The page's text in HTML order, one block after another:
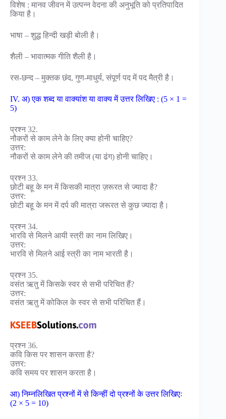
विशेष : मानव जीवन में उत्पन्न वेदना की अनुभूति को प्रतिपादित
किया है।
भाषा – शुद्ध हिन्दी खड़ी बोली है।
शैली – भावात्मक गीति शैली है।
रस-छन्द – मुक्तक छंद, गुण-माधुर्य, संपूर्ण पद में पद मैत्री है।
IV. अ) एक शब्द या वाक्यांश या वाक्य में उत्तर लिखिए : (5 × 1 =
5)
प्रश्न 32.
नौकरों से काम लेने के लिए क्या होनी चाहिए?
उत्तर:
नौकरों से काम लेने की तमीज (या ढंग) होनी चाहिए।
प्रश्न 33.
छोटी बहू के मन में किसकी मात्रा ज़रूरत से ज्यादा है?
उत्तर:
छोटी बहू के मन में दर्प की मात्रा जरूरत से कुछ ज्यादा है।
प्रश्न 34.
भारवि से मिलने आयी स्त्री का नाम लिखिए।
उत्तर:
भारवि से मिलने आई स्त्री का नाम भारती है।
प्रश्न 35.
वसंत ऋतु में किसके स्वर से सभी परिचित हैं?
उत्तर:
वसंत ऋतु में कोकिल के स्वर से सभी परिचित हैं।
प्रश्न 36.
कवि किस पर शासन करता है?
उत्तर:
कवि समय पर शासन करता है।
आ) निम्नलिखित प्रश्नों में से किन्हीं दो प्रश्नों के उत्तर लिखिएः
(2 × 5 = 10)